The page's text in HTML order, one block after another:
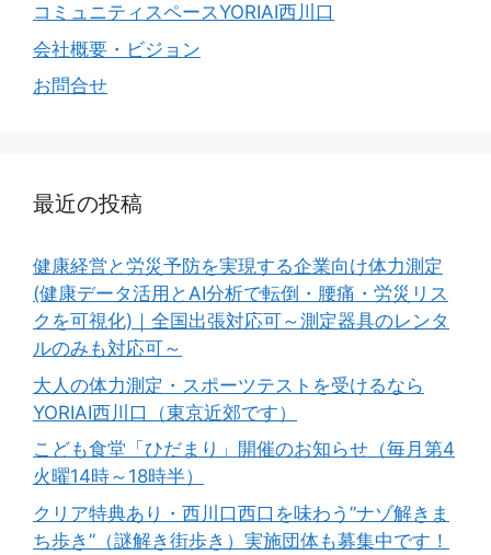
コミュニティスペースYORIAI西川口
会社概要・ビジョン
お問合せ
最近の投稿
健康経営と労災予防を実現する企業向け体力測定
(健康データ活用とAI分析で転倒・腰痛・労災リス
クを可視化)｜全国出張対応可～測定器具のレンタ
ルのみも対応可～
大人の体力測定・スポーツテストを受けるなら
YORIAI西川口（東京近郊です）
こども食堂「ひだまり」開催のお知らせ（毎月第4
火曜14時～18時半）
クリア特典あり・西川口西口を味わう”ナゾ解きま
ち歩き”（謎解き街歩き）実施団体も募集中です！